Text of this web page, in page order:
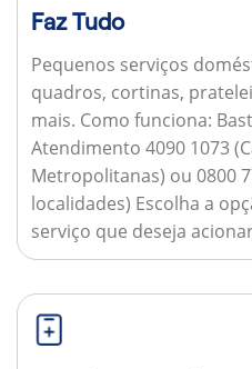
Faz Tudo
Pequenos serviços
quadros, cortinas,
mais. Como funciona:
Atendimento 4090 1073
Metropolitanas) ou 0800
localidades) Escolha a
serviço que deseja